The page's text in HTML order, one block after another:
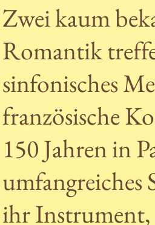
Zwei kaum
Romantik
sinfonisches
französische
150 Jahren in
umfangreiches
ihr Instrument,